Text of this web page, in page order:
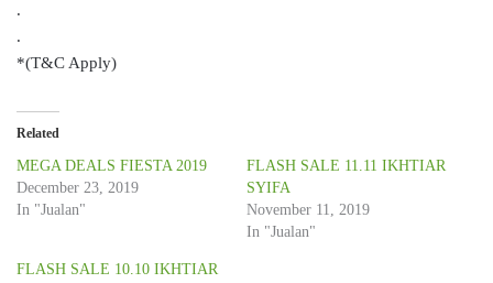
.
.
*(T&C Apply)
Related
MEGA DEALS FIESTA 2019
December 23, 2019
In "Jualan"
FLASH SALE 11.11 IKHTIAR
SYIFA
November 11, 2019
In "Jualan"
FLASH SALE 10.10 IKHTIAR